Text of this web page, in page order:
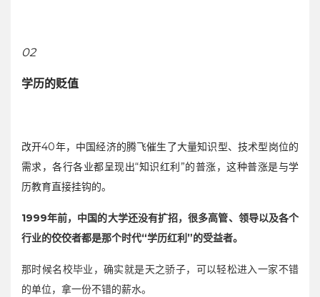
02
学历的贬值
改开40年，中国经济的腾飞催生了大量知识型、技术型岗位的
需求，各行各业都呈现出“知识红利”的普涨，这种普涨是与学
历教育直接挂钩的。
1999年前，中国的大学还没有扩招，很多高管、领导以及各个
行业的佼佼者都是那个时代“学历红利”的受益者。
那时候名校毕业，确实就是天之骄子，可以轻松进入一家不错
的单位，拿一份不错的薪水。